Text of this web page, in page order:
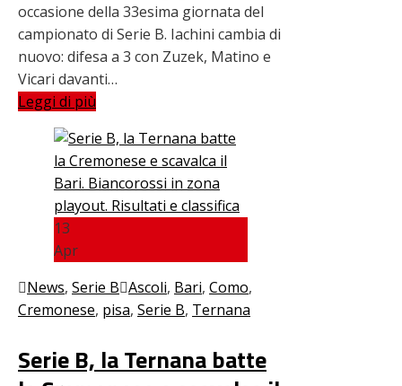
occasione della 33esima giornata del
campionato di Serie B. Iachini cambia di
nuovo: difesa a 3 con Zuzek, Matino e
Vicari davanti…
Leggi di più
13
Apr
News, Serie B Ascoli, Bari, Como,
Cremonese, pisa, Serie B, Ternana
Serie B, la Ternana batte